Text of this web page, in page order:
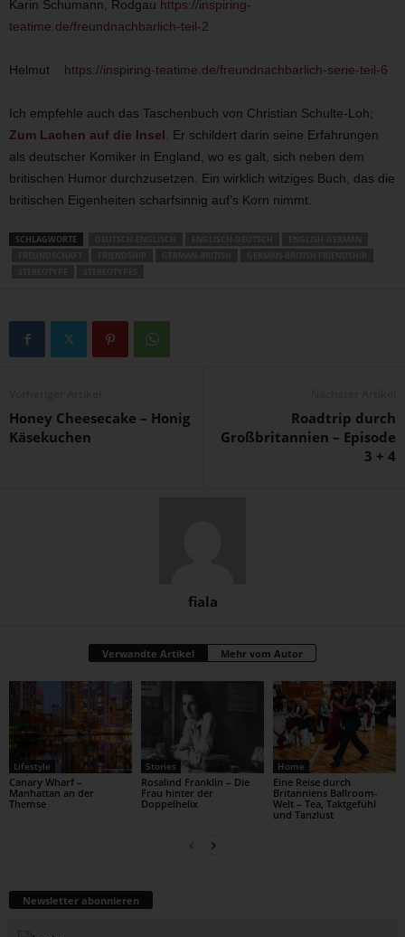
Karin Schumann, Rodgau https://inspiring-
teatime.de/freundnachbarlich-teil-2
Helmut https://inspiring-teatime.de/freundnachbarlich-serie-teil-6
Ich empfehle auch das Taschenbuch von Christian Schulte-Loh;
Zum Lachen auf die Insel . Er schildert darin seine Erfahrungen
als deutscher Komiker in England, wo es galt, sich neben dem
britischen Humor durchzusetzen. Ein wirklich witziges Buch, das die
britischen Eigenheiten scharfsinnig auf’s Korn nimmt.
SCHLAGWORTE
Honey Cheesecake – Honig
Käsekuchen
Roadtrip durch
Großbritannien – Episode
3 + 4
fiala
Verwandte Artikel Mehr vom Autor
Lifestyle
Canary Wharf –
Manhattan an der
Themse
Stories
Rosalind Franklin – Die
Frau hinter der
Doppelhelix
Home
Eine Reise durch
Britanniens Ballroom-
Welt – Tea, Taktgefühl
und Tanzlust
Newsletter abonnieren